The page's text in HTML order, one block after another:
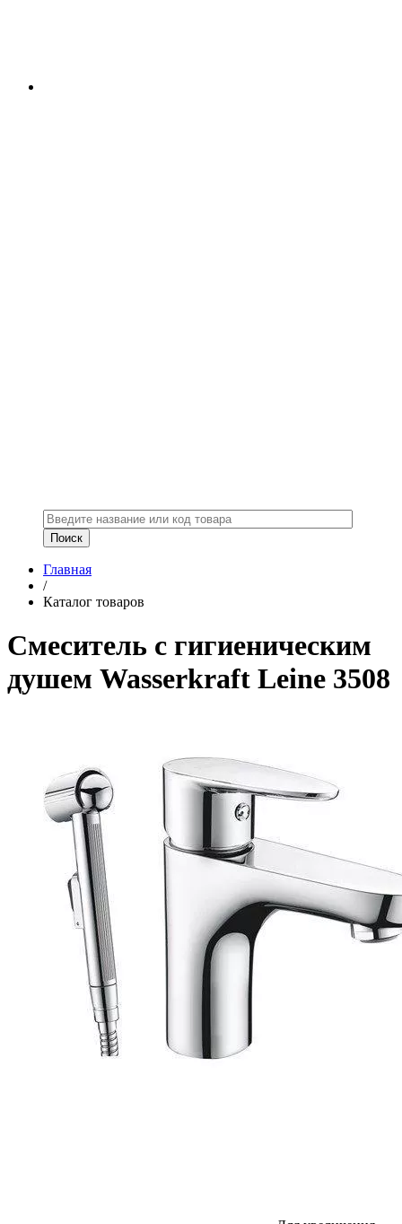
Главная
/
Каталог товаров
Смеситель с гигиеническим
душем Wasserkraft Leine 3508